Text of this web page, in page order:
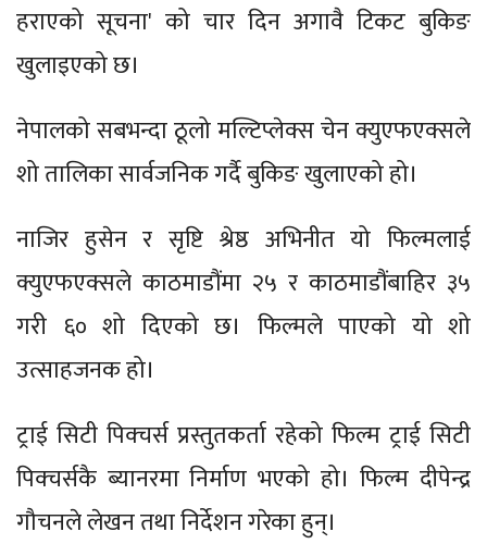
हराएको सूचना' को चार दिन अगावै टिकट बुकिङ
खुलाइएको छ।
नेपालको सबभन्दा ठूलो मल्टिप्लेक्स चेन क्युएफएक्सले
शो तालिका सार्वजनिक गर्दै बुकिङ खुलाएको हो।
नाजिर हुसेन र सृष्टि श्रेष्ठ अभिनीत यो फिल्मलाई
क्युएफएक्सले काठमाडौंमा २५ र काठमाडौंबाहिर ३५
गरी ६० शो दिएको छ। फिल्मले पाएको यो शो
उत्साहजनक हो।
ट्राई सिटी पिक्चर्स प्रस्तुतकर्ता रहेको फिल्म ट्राई सिटी
पिक्चर्सकै ब्यानरमा निर्माण भएको हो। फिल्म दीपेन्द्र
गौचनले लेखन तथा निर्देशन गरेका हुन्।